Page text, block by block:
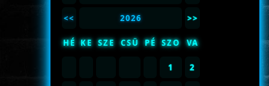
<< 2026 >>
HÉ KE SZE CSÜ PÉ SZO VA
1 2